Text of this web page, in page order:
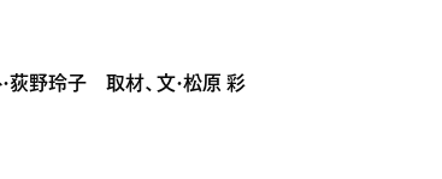
荻野玲子 取材、文・松原 彩